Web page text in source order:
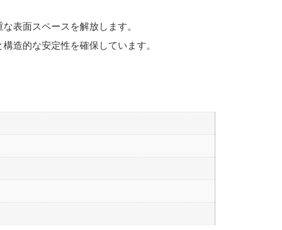
表面スペースを解放します。
造的な安定性を確保しています。